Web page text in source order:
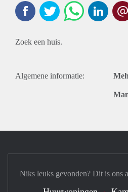
Zoek een huis.
Algemene informatie:
Niks leuks gevonden? Dit is ons